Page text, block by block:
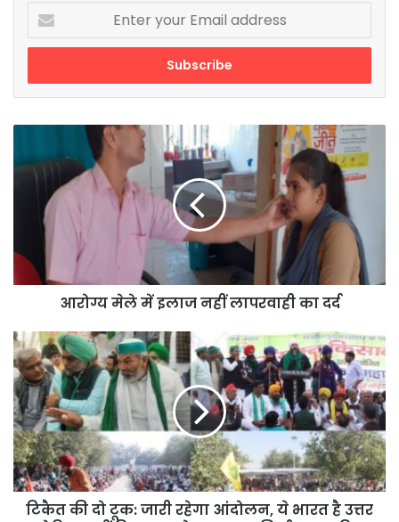
Enter
your
Email
में
इलाज
लापरवाही
दर्द
आरोग्य मेले में इलाज नहीं लापरवाही का दर्द
टिकैत
की
दो
टूक:
जारी
रहेगा
आंदोलन,
ये
भारत
टिकैत की दो टूक: जारी रहेगा आंदोलन, ये भारत है उत्तर